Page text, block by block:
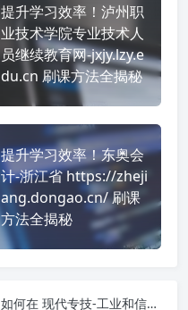
提升学习效率！泸州职
业技术学院专业技术人
员继续教育网-jxjy.lzy.e
du.cn 刷课方法全揭秘
提升学习效率！东奥会
计-浙江省 https://zheji
ang.dongao.cn/ 刷课
方法全揭秘
如何在 现代专技-工业和信息化部人才交流中心 https://szgxrc.chinamde.cn/ 平台快速完成学习任务？